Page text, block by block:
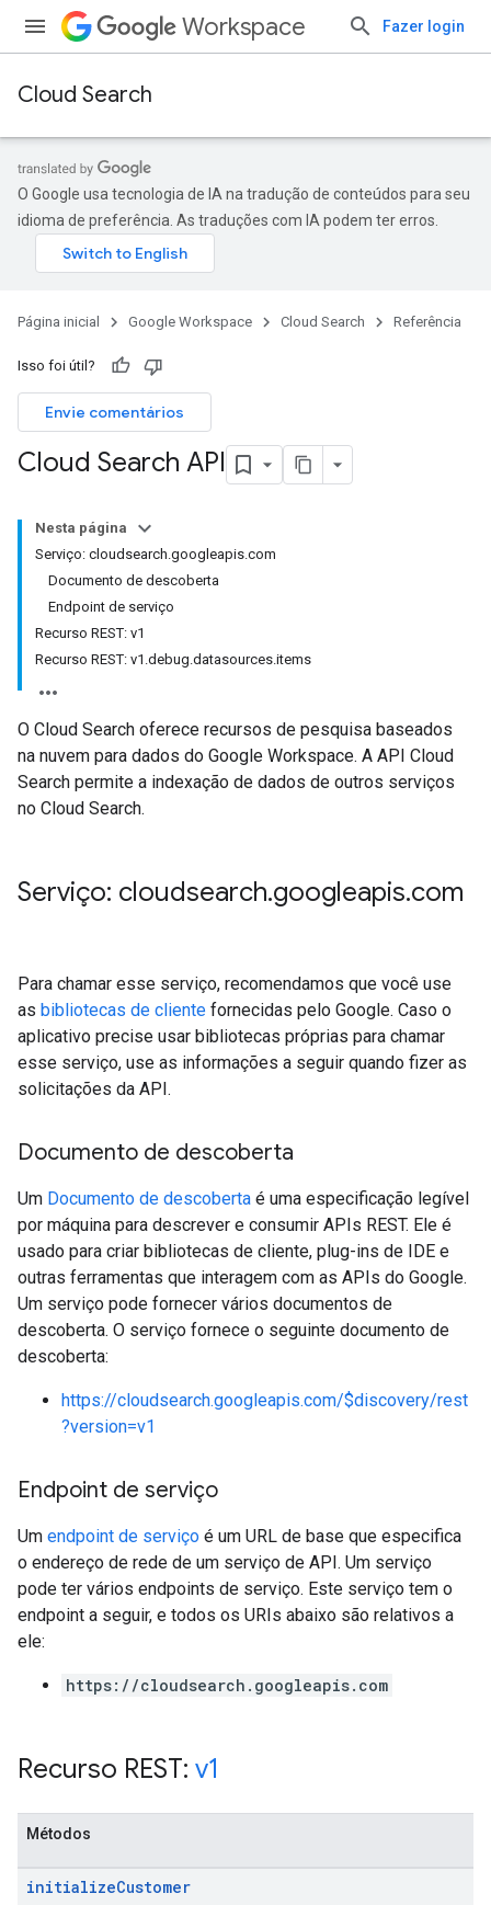
Workspace Fazer login
Cloud Search
O Google usa tecnologia de IA na tradução de conteúdos para seu
idioma de preferência. As traduções com IA podem ter erros.
Página inicial Google Workspace Cloud Search Referência
Isso foi útil?
Envie comentários
Cloud Search API
Nesta página
Serviço: cloudsearch.googleapis.com
Documento de descoberta
Endpoint de serviço
Recurso REST: v1
Recurso REST: v1.debug.datasources.items
O Cloud Search oferece recursos de pesquisa baseados
na nuvem para dados do Google Workspace. A API Cloud
Search permite a indexação de dados de outros serviços
no Cloud Search.
Serviço: cloudsearch.googleapis.com
Para chamar esse serviço, recomendamos que você use
as bibliotecas de cliente fornecidas pelo Google. Caso o
aplicativo precise usar bibliotecas próprias para chamar
esse serviço, use as informações a seguir quando fizer as
solicitações da API.
Documento de descoberta
Um Documento de descoberta é uma especificação legível
por máquina para descrever e consumir APIs REST. Ele é
usado para criar bibliotecas de cliente, plug-ins de IDE e
outras ferramentas que interagem com as APIs do Google.
Um serviço pode fornecer vários documentos de
descoberta. O serviço fornece o seguinte documento de
descoberta:
https://cloudsearch.googleapis.com/$discovery/rest
?version=v1
Endpoint de serviço
Um endpoint de serviço é um URL de base que especifica
o endereço de rede de um serviço de API. Um serviço
pode ter vários endpoints de serviço. Este serviço tem o
endpoint a seguir, e todos os URIs abaixo são relativos a
ele:
https://cloudsearch.googleapis.com
Recurso REST: v1
Métodos
initializeCustomer